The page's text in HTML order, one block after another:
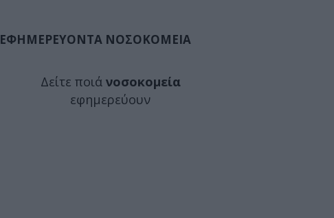
ΕΦΗΜΕΡΕΥΟΝΤΑ ΝΟΣΟΚΟΜΕΙΑ
Δείτε ποιά νοσοκομεία
εφημερεύουν